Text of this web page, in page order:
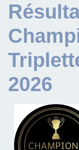
2026